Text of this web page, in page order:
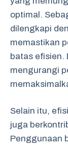
optimal.
dilengkapi
memastikan
batas efisien.
mengurangi
Selain itu,
juga
Penggunaan